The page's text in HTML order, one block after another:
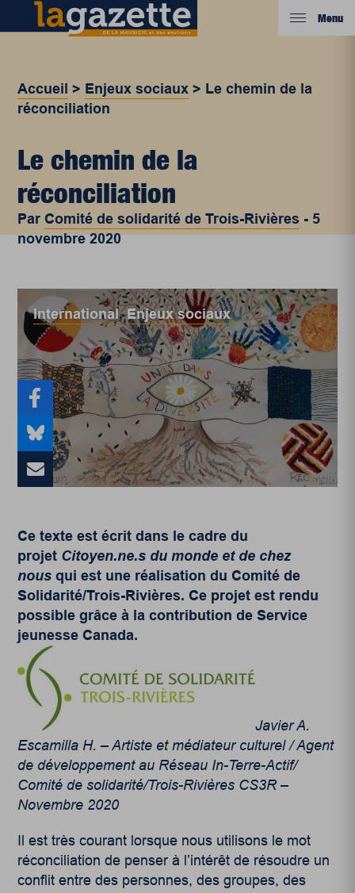
Menu
Accueil > Enjeux sociaux > Le chemin de la
réconciliation
Le chemin de la
réconciliation
Par Comité de solidarité de Trois-Rivières - 5
novembre 2020
International,Enjeux sociaux
Ce texte est écrit dans le cadre du
projet Citoyen.ne.s du monde et de chez
nous qui est une réalisation du Comité de
Solidarité/Trois-Rivières. Ce projet est rendu
possible grâce à la contribution de Service
jeunesse Canada.
Javier A.
Escamilla H. – Artiste et médiateur culturel / Agent
de développement au Réseau In-Terre-Actif/
Comité de solidarité/Trois-Rivières CS3R –
Novembre 2020
Il est très courant lorsque nous utilisons le mot
réconciliation de penser à l’intérêt de résoudre un
conflit entre des personnes, des groupes, des